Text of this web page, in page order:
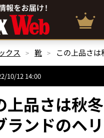
クス 靴
10/12 14:00
上品さは秋
ランドのヘ